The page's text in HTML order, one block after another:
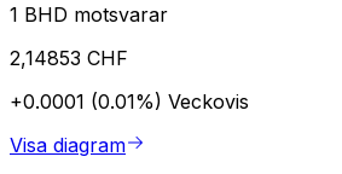
1 BHD motsvarar
2,14853 CHF
+0.0001 (0.01%) Veckovis
Visa diagram